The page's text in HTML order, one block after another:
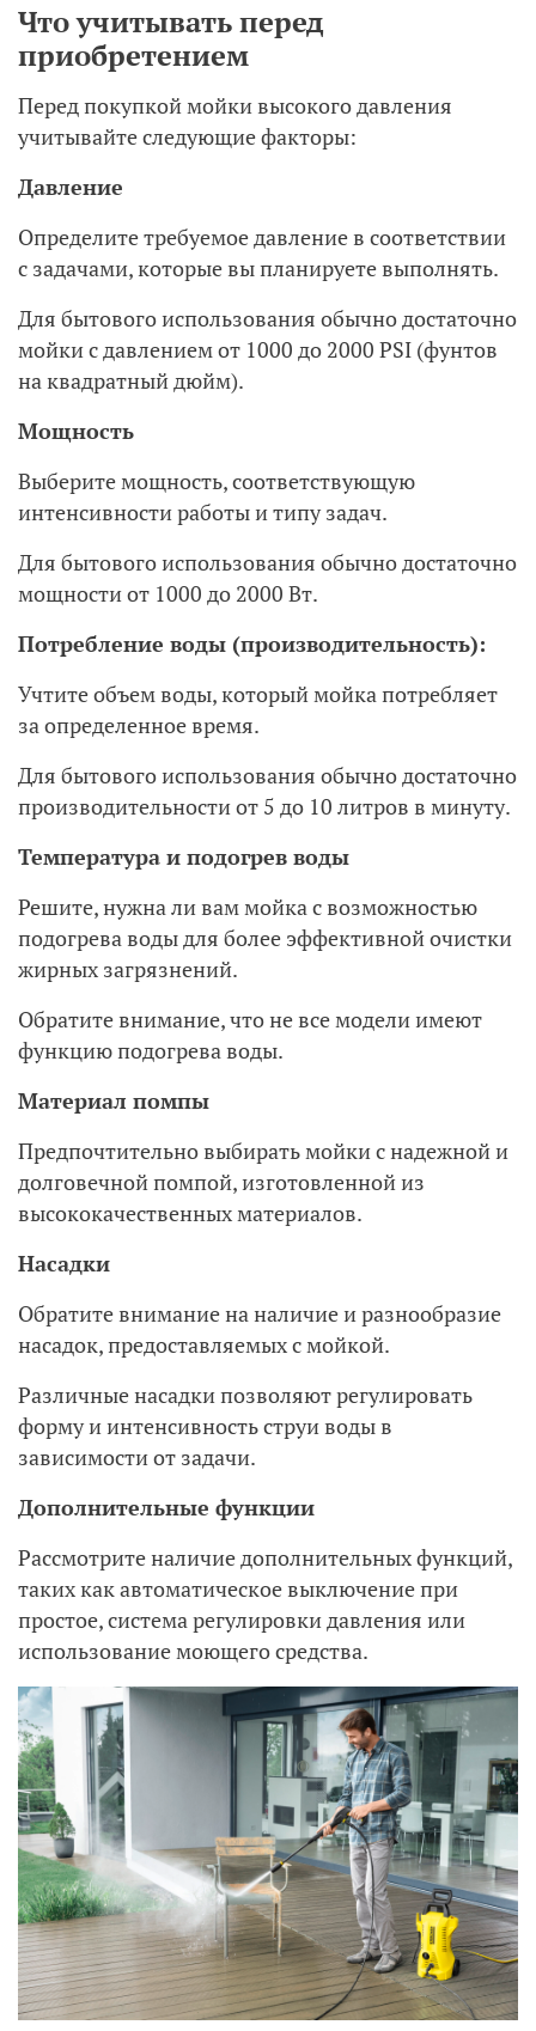
Что учитывать перед
приобретением
Перед покупкой мойки высокого давления
учитывайте следующие факторы:
Давление
Определите требуемое давление в соответствии
с задачами, которые вы планируете выполнять.
Для бытового использования обычно достаточно
мойки с давлением от 1000 до 2000 PSI (фунтов
на квадратный дюйм).
Мощность
Выберите мощность, соответствующую
интенсивности работы и типу задач.
Для бытового использования обычно достаточно
мощности от 1000 до 2000 Вт.
Потребление воды (производительность):
Учтите объем воды, который мойка потребляет
за определенное время.
Для бытового использования обычно достаточно
производительности от 5 до 10 литров в минуту.
Температура и подогрев воды
Решите, нужна ли вам мойка с возможностью
подогрева воды для более эффективной очистки
жирных загрязнений.
Обратите внимание, что не все модели имеют
функцию подогрева воды.
Материал помпы
Предпочтительно выбирать мойки с надежной и
долговечной помпой, изготовленной из
высококачественных материалов.
Насадки
Обратите внимание на наличие и разнообразие
насадок, предоставляемых с мойкой.
Различные насадки позволяют регулировать
форму и интенсивность струи воды в
зависимости от задачи.
Дополнительные функции
Рассмотрите наличие дополнительных функций,
таких как автоматическое выключение при
простое, система регулировки давления или
использование моющего средства.